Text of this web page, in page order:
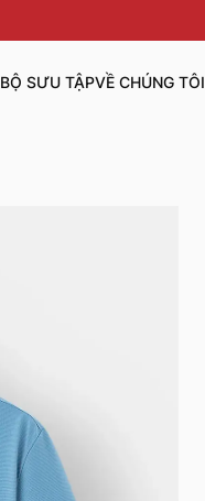
BỘ SƯU TẬPVỀ CHÚNG TÔI